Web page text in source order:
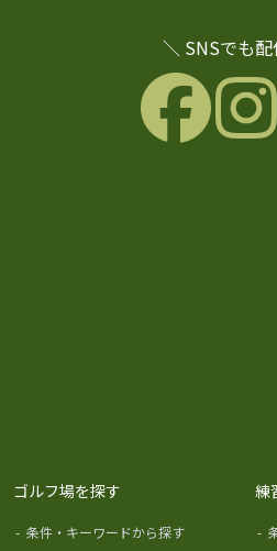
＼ SNSでも
ゴルフ場を探す
- 条件・キーワードから探す
練
-